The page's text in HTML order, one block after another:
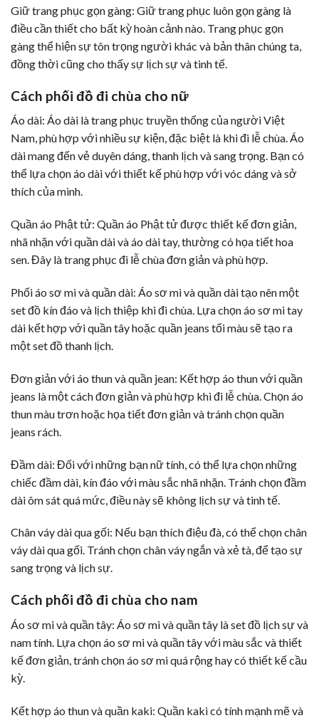
Giữ trang phục gọn gàng: Giữ trang phục luôn gọn gàng là
điều cần thiết cho bất kỳ hoàn cảnh nào. Trang phục gọn
gàng thể hiện sự tôn trọng người khác và bản thân chúng ta,
đồng thời cũng cho thấy sự lịch sự và tinh tế.
Cách phối đồ đi chùa cho nữ
Áo dài: Áo dài là trang phục truyền thống của người Việt
Nam, phù hợp với nhiều sự kiện, đặc biệt là khi đi lễ chùa. Áo
dài mang đến vẻ duyên dáng, thanh lịch và sang trọng. Bạn có
thể lựa chọn áo dài với thiết kế phù hợp với vóc dáng và sở
thích của mình.
Quần áo Phật tử: Quần áo Phật tử được thiết kế đơn giản,
nhã nhặn với quần dài và áo dài tay, thường có họa tiết hoa
sen. Đây là trang phục đi lễ chùa đơn giản và phù hợp.
Phối áo sơ mi và quần dài: Áo sơ mi và quần dài tạo nên một
set đồ kín đáo và lịch thiệp khi đi chùa. Lựa chọn áo sơ mi tay
dài kết hợp với quần tây hoặc quần jeans tối màu sẽ tạo ra
một set đồ thanh lịch.
Đơn giản với áo thun và quần jean: Kết hợp áo thun với quần
jeans là một cách đơn giản và phù hợp khi đi lễ chùa. Chọn áo
thun màu trơn hoặc họa tiết đơn giản và tránh chọn quần
jeans rách.
Đầm dài: Đối với những bạn nữ tính, có thể lựa chọn những
chiếc đầm dài, kín đáo với màu sắc nhã nhặn. Tránh chọn đầm
dài ôm sát quá mức, điều này sẽ không lịch sự và tinh tế.
Chân váy dài qua gối: Nếu bạn thích điệu đà, có thể chọn chân
váy dài qua gối. Tránh chọn chân váy ngắn và xẻ tà, để tạo sự
sang trọng và lịch sự.
Cách phối đồ đi chùa cho nam
Áo sơ mi và quần tây: Áo sơ mi và quần tây là set đồ lịch sự và
nam tính. Lựa chọn áo sơ mi và quần tây với màu sắc và thiết
kế đơn giản, tránh chọn áo sơ mi quá rộng hay có thiết kế cầu
kỳ.
Kết hợp áo thun và quần kaki: Quần kaki có tính mạnh mẽ và